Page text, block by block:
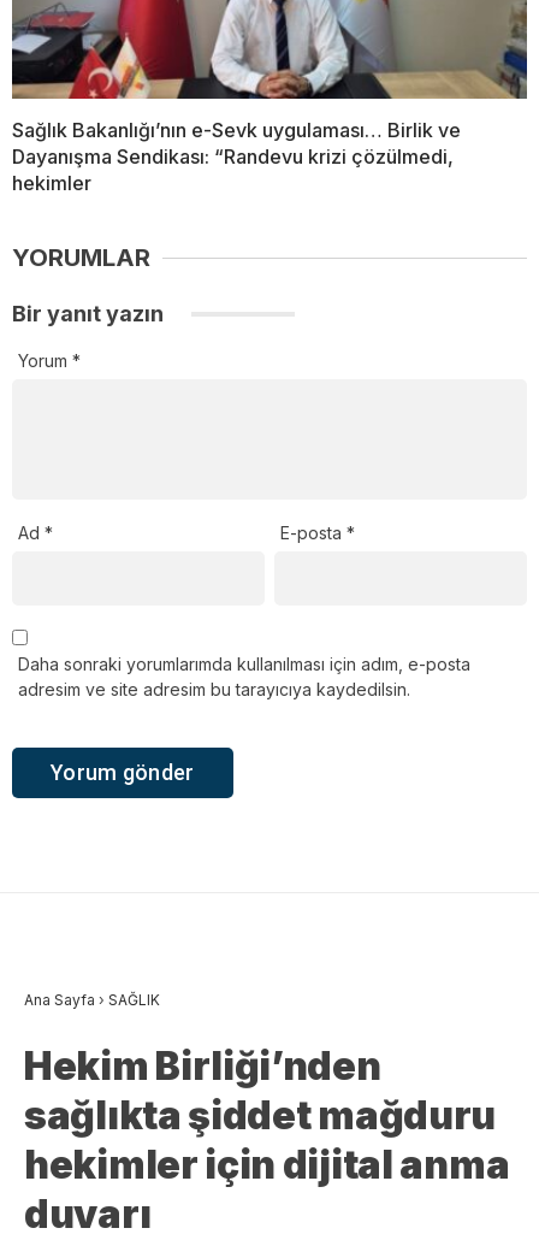
Sağlık Bakanlığı’nın e-Sevk uygulaması… Birlik ve
Dayanışma Sendikası: “Randevu krizi çözülmedi,
hekimler
YORUMLAR
Bir yanıt yazın
Yorum *
Ad * E-posta*
Daha sonraki yorumlarımda kullanılması için adım, e-posta
adresim ve site adresim bu tarayıcıya kaydedilsin.
Ana Sayfa › SAĞLIK
Hekim Birliği’nden
sağlıkta şiddet mağduru
hekimler için dijital anma
duvarı